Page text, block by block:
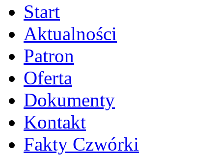
Start
Aktualności
Patron
Oferta
Dokumenty
Kontakt
Fakty Czwórki